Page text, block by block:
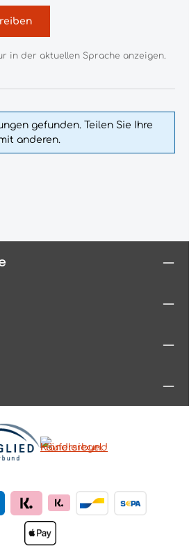
in der aktuellen Sprache anzeigen.
gefunden. Teilen Sie Ihre
anderen.